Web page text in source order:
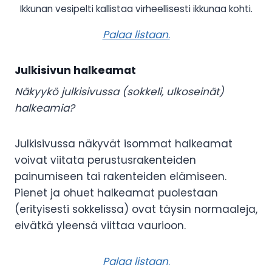
Ikkunan vesipelti kallistaa virheellisesti ikkunaa kohti.
Palaa listaan.
Julkisivun halkeamat
Näkyykö julkisivussa (sokkeli, ulkoseinät)
halkeamia?
Julkisivussa näkyvät isommat halkeamat
voivat viitata perustusrakenteiden
painumiseen tai rakenteiden elämiseen.
Pienet ja ohuet halkeamat puolestaan
(erityisesti sokkelissa) ovat täysin normaaleja,
eivätkä yleensä viittaa vaurioon.
Palaa listaan.